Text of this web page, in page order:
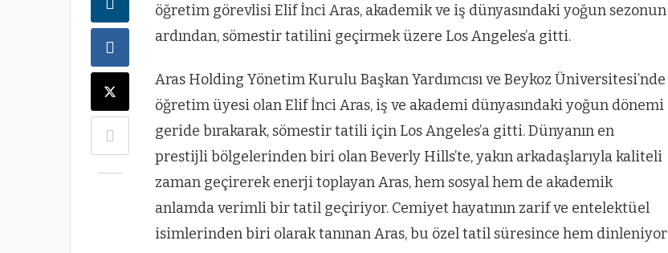
öğretim görevlisi Elif İnci Aras, akademik ve iş dünyasındaki yoğun sezonun
ardından, sömestir tatilini geçirmek üzere Los Angeles’a gitti.
Aras Holding Yönetim Kurulu Başkan Yardımcısı ve Beykoz Üniversitesi’nde
öğretim üyesi olan Elif İnci Aras, iş ve akademi dünyasındaki yoğun dönemi
geride bırakarak, sömestir tatili için Los Angeles’a gitti. Dünyanın en
prestijli bölgelerinden biri olan Beverly Hills’te, yakın arkadaşlarıyla kaliteli
zaman geçirerek enerji toplayan Aras, hem sosyal hem de akademik
anlamda verimli bir tatil geçiriyor. Cemiyet hayatının zarif ve entelektüel
isimlerinden biri olarak tanınan Aras, bu özel tatil süresince hem dinleniyor